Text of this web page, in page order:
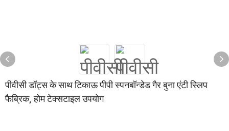
पीवीसी डॉट्स के साथ टिकाऊ पीपी स्पनबॉन्डेड गैर बुना एंटी स्लिप
फैब्रिक, होम टेक्सटाइल उपयोग